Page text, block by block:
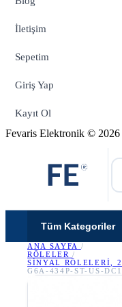
İletişim
Sepetim
Giriş Yap
Kayıt Ol
Fevaris Elektronik © 2026
Tüm Kategoriler
ANA SAYFA /
RÖLELER
/
SINYAL RÖLELERI,
G6A-434P-ST-US-